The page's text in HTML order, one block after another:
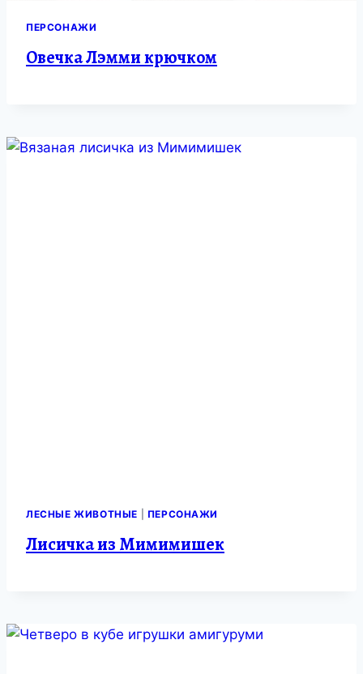
ПЕРСОНАЖИ
Овечка Лэмми крючком
ЛЕСНЫЕ ЖИВОТНЫЕ ПЕРСОНАЖИ
Лисичка из Мимимишек